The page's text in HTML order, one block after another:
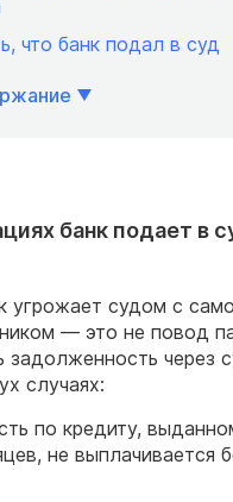
что банк подал в суд
банк подает в
угрожает судом с
— это не повод
задолженность через
случаях:
по кредиту,
не выплачивается